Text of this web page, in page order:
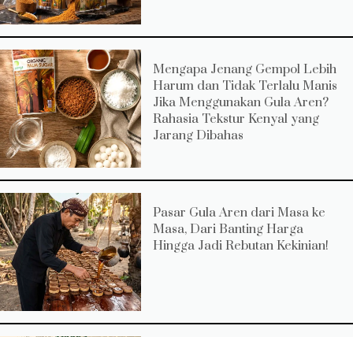
Mengapa Jenang Gempol Lebih
Harum dan Tidak Terlalu Manis
Jika Menggunakan Gula Aren?
Rahasia Tekstur Kenyal yang
Jarang Dibahas
Pasar Gula Aren dari Masa ke
Masa, Dari Banting Harga
Hingga Jadi Rebutan Kekinian!